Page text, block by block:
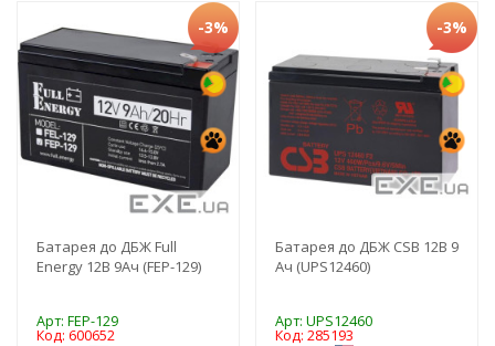
-3%
Батарея до ДБЖ Full
Energy 12В 9Ач (FEP-129)
Арт: FEP-129
Код: 600652
-3%
Батарея до ДБЖ CSB 12В 9
Ач (UPS12460)
Арт: UPS12460
Код: 285193